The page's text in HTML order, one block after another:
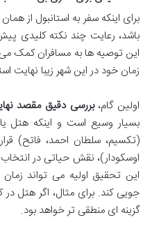
برای اینکه سفر به استانبول از
باشد، رعایت چند نکته کلیدی
این توصیه ها به مسافران کمک می
زمان خود در این شهر زیبا نهایت
اولین گام،بررسی دقیق مقصد
بسیار وسیع است و اینکه هتل
(تکسیم، سلطان احمد، فاتح)
اوسکودار)، نقش حیاتی در
این تحقیق اولیه می تواند
جویی کند. برای مثال، اگر هتل
گزینه ای منطقی تر خواهد بود.